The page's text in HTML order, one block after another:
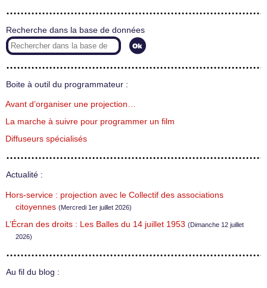
Recherche dans la base de données
Boite à outil du programmateur :
Avant d’organiser une projection…
La marche à suivre pour programmer un film
Diffuseurs spécialisés
Actualité :
Hors-service : projection avec le Collectif des associations
citoyennes (Mercredi 1er juillet 2026)
L’Écran des droits : Les Balles du 14 juillet 1953 (Dimanche 12 juillet
2026)
Au fil du blog :